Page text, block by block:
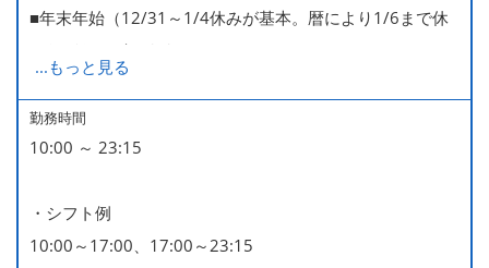
■年末年始（12/31～1/4休みが基本。暦により1/6まで休
みなどもございます）
■GW・お盆（暦通り）
■有給休暇
■慶弔休暇
率100％ ＊2023～2025年実績）
...もっと見る
勤務時間
10:00 ～ 23:15
・シフト例
10:00～17:00、17:00～23:15